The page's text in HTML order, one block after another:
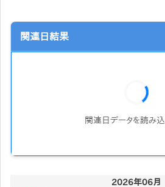
関連日結果
関連日データを読み
2026年06月